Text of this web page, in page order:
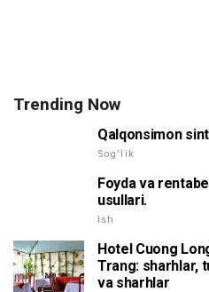
Trending Now
Qalqonsimon
Sog'lik
Foyda va
usullari.
Ish
Hotel Cuong
Trang: sharhlar,
va sharhlar